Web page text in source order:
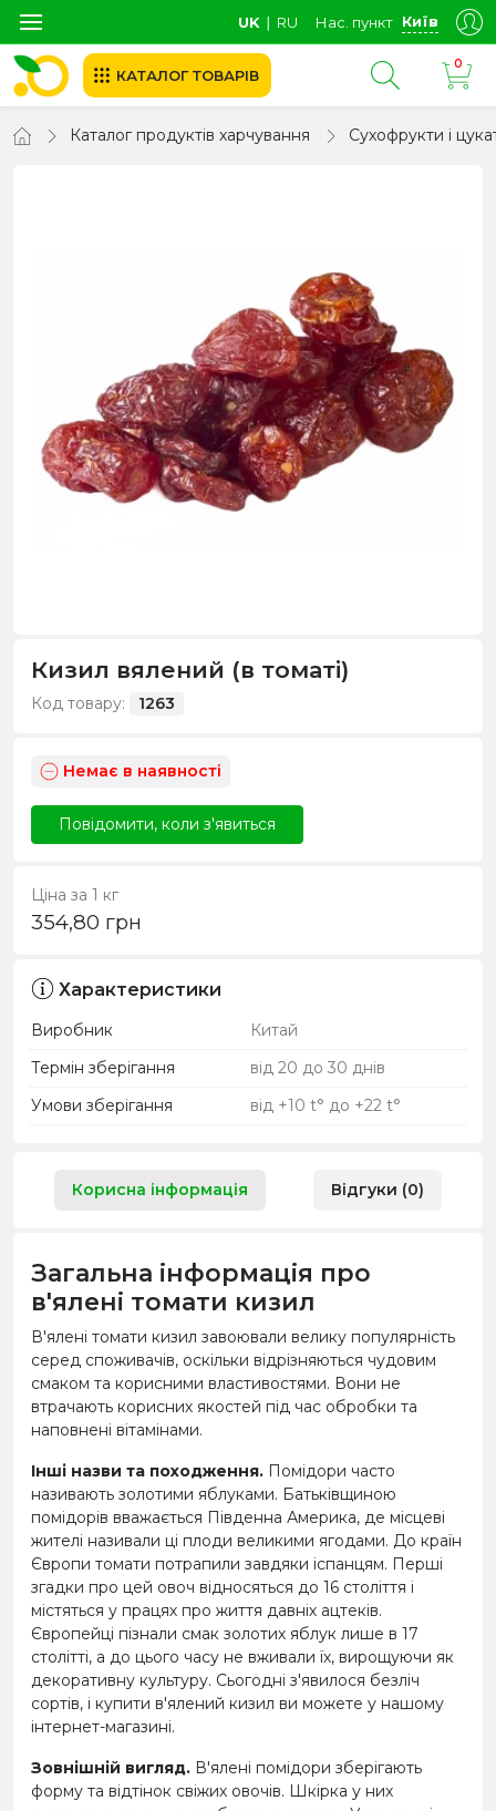
UK ∣ RU Нас. пункт Київ
КАТАЛОГ ТОВАРІВ
0
Каталог продуктів харчування Сухофрукти і
Кизил вялений (в томаті)
Код товару: 1263
Немає в наявності
Повідомити, коли з'явиться
Ціна за 1 кг
354,80 грн
Характеристики
Виробник
Китай
Термін зберігання
від 20 до 30 днів
Умови зберігання
від +10 t° до +22 t°
Корисна інформація Відгуки (0)
Загальна інформація про
в'ялені томати кизил
В'ялені томати кизил завоювали велику популярність
серед споживачів, оскільки відрізняються чудовим
смаком та корисними властивостями. Вони не
втрачають корисних якостей під час обробки та
наповнені вітамінами.
Інші назви та походження. Помідори часто
називають золотими яблуками. Батьківщиною
помідорів вважається Південна Америка, де місцеві
жителі називали ці плоди великими ягодами. До країн
Європи томати потрапили завдяки іспанцям. Перші
згадки про цей овоч відносяться до 16 століття і
містяться у працях про життя давніх ацтеків.
Європейці пізнали смак золотих яблук лише в 17
столітті, а до цього часу не вживали їх, вирощуючи як
декоративну культуру. Сьогодні з'явилося безліч
сортів, і купити в'ялений кизил ви можете у нашому
інтернет-магазині.
Зовнішній вигляд. В'ялені помідори зберігають
форму та відтінок свіжих овочів. Шкірка у них